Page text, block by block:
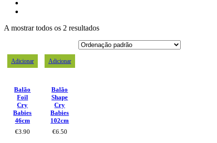
A mostrar todos os 2 resultados
Adicionar
Balão
Foil
Cry
Babies
46cm
€3.90
Adicionar
Balão
Shape
Cry
Babies
102cm
€6.50